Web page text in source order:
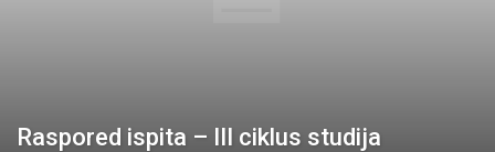
Raspored ispita – III ciklus studija